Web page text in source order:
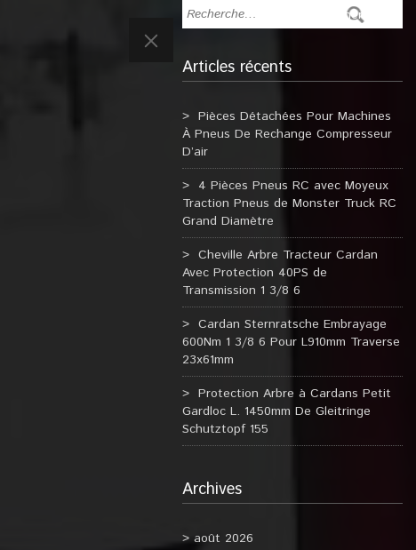
Articles récents
Pièces Détachées Pour Machines
À Pneus De Rechange Compresseur
D’air
4 Pièces Pneus RC avec Moyeux
Traction Pneus de Monster Truck RC
Grand Diamètre
Cheville Arbre Tracteur Cardan
Avec Protection 40PS de
Transmission 1 3/8 6
Cardan Sternratsche Embrayage
600Nm 1 3/8 6 Pour L910mm Traverse
23x61mm
Protection Arbre à Cardans Petit
Gardloc L. 1450mm De Gleitringe
Schutztopf 155
Archives
août 2026